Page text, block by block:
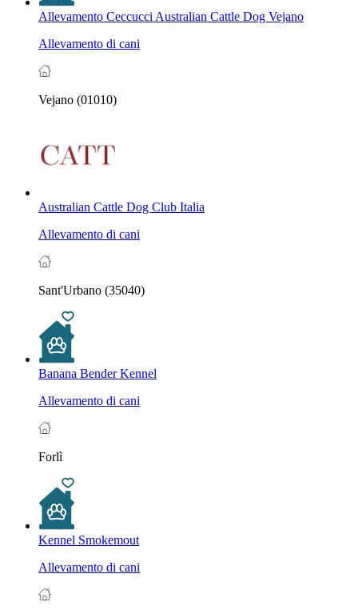
Allevamento Ceccucci Australian Cattle Dog Vejano
Allevamento di cani
Vejano (01010)
Australian Cattle Dog Club Italia
Allevamento di cani
Sant'Urbano (35040)
Banana Bender Kennel
Allevamento di cani
Forlì
Kennel Smokemout
Allevamento di cani